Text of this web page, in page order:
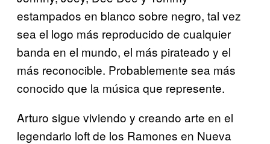
estampados en blanco sobre negro, tal vez
sea el logo más reproducido de cualquier
banda en el mundo, el más pirateado y el
más reconocible. Probablemente sea más
conocido que la música que represente.
Arturo sigue viviendo y creando arte en el
legendario loft de los Ramones en Nueva